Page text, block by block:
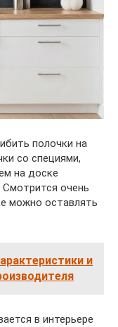
полочки на
со специями,
на доске
Смотрится очень
можно оставлять
и
в интерьере